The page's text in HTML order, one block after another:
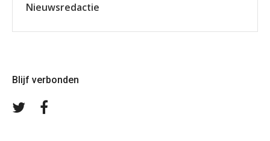
Nieuwsredactie
Blijf verbonden
Volg